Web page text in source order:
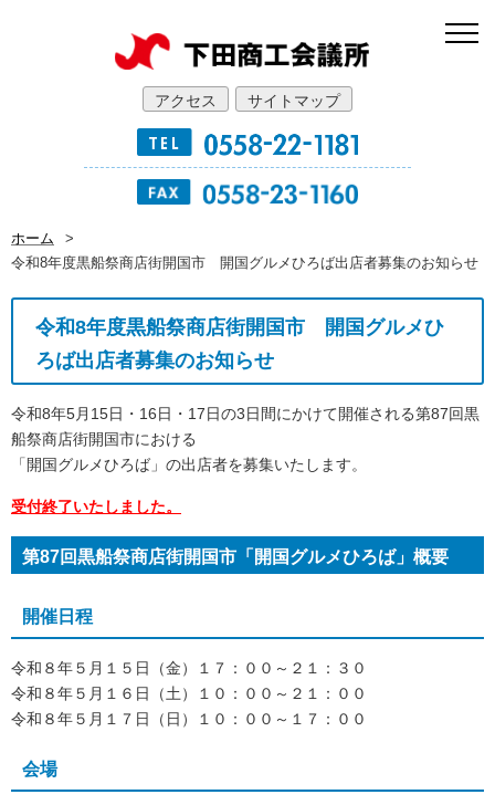
アクセス サイトマップ
ホーム
>
令和8年度黒船祭商店街開国市 開国グルメひろば出店者募集のお知らせ
令和8年度黒船祭商店街開国市 開国グルメひ
ろば出店者募集のお知らせ
令和8年5月15日・16日・17日の3日間にかけて開催される第87回黒
船祭商店街開国市における
「開国グルメひろば」の出店者を募集いたします。
受付終了いたしました。
第87回黒船祭商店街開国市「開国グルメひろば」概要
開催日程
令和８年５月１５日（金）１７：００～２１：３０
令和８年５月１６日（土）１０：００～２１：００
令和８年５月１７日（日）１０：００～１７：００
会場